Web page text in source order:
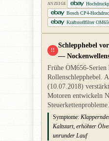
ANZEIGE
Bosch CP4-
Kraftstofffilter
!!
Schlepphebel
—
Frühe OM656-Serien
Rollenschlepphebel.
(10.07.2018)
Motoren entwickeln
Steuerkettenprobleme.
Symptome:
Kaltstart, erhöhter
unrunder Lauf